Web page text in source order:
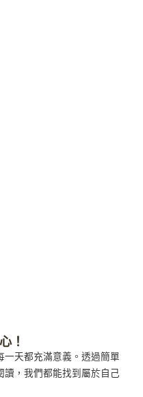
！
天都充滿意義。透過簡單
，我們都能找到屬於自己